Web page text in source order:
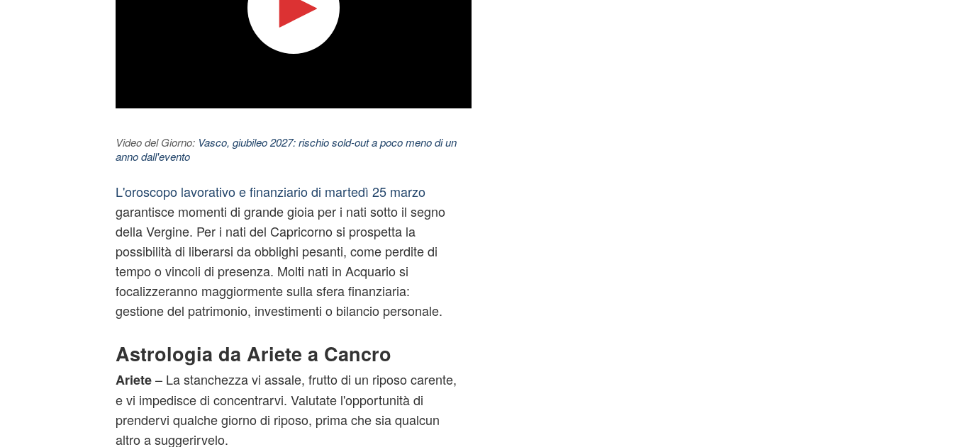
Video del Giorno: Vasco, giubileo 2027: rischio sold-out a poco meno di un
anno dall'evento
L'oroscopo lavorativo e finanziario di martedì 25 marzo
garantisce momenti di grande gioia per i nati sotto il segno
della Vergine. Per i nati del Capricorno si prospetta la
possibilità di liberarsi da obblighi pesanti, come perdite di
tempo o vincoli di presenza. Molti nati in Acquario si
focalizzeranno maggiormente sulla sfera finanziaria:
gestione del patrimonio, investimenti o bilancio personale.
Astrologia da Ariete a Cancro
Ariete– La stanchezza vi assale, frutto di un riposo carente,
e vi impedisce di concentrarvi. Valutate l'opportunità di
prendervi qualche giorno di riposo, prima che sia qualcun
altro a suggerirvelo.